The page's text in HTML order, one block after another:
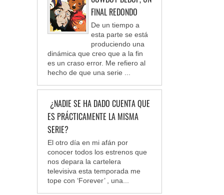
FINAL REDONDO
De un tiempo a
esta parte se está
produciendo una
dinámica que creo que a la fin
es un craso error. Me refiero al
hecho de que una serie ...
¿NADIE SE HA DADO CUENTA QUE
ES PRÁCTICAMENTE LA MISMA
SERIE?
El otro día en mi afán por
conocer todos los estrenos que
nos depara la cartelera
televisiva esta temporada me
tope con ‘Forever’ , una...